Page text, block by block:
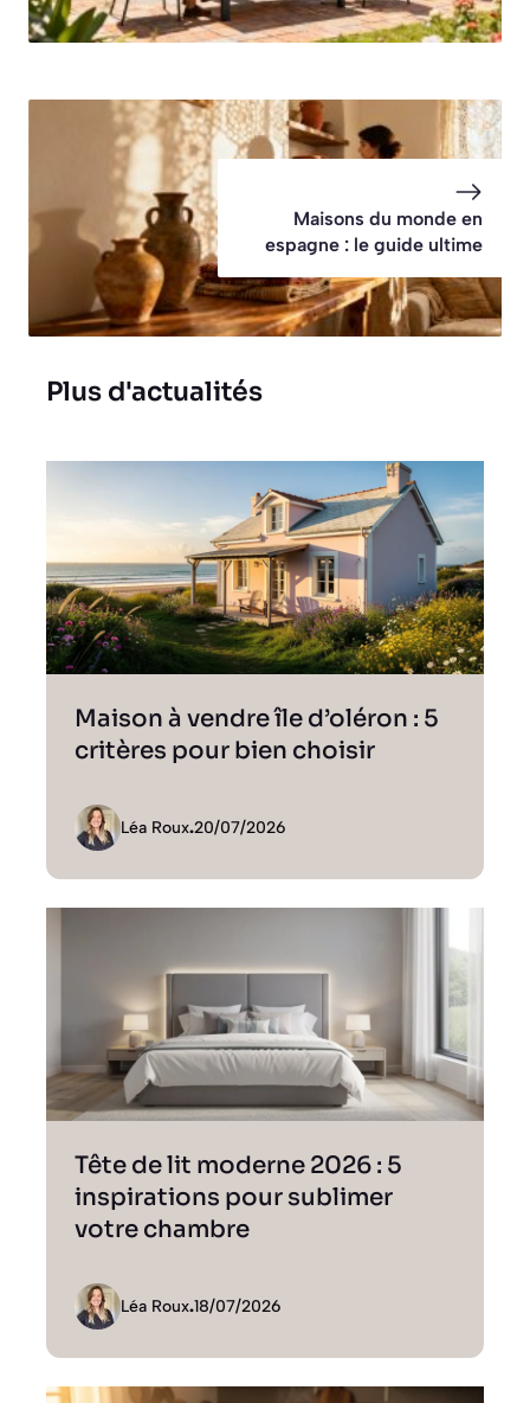
Maisons du monde en
espagne : le guide ultime
Plus d'actualités
Maison à vendre île d’oléron : 5
critères pour bien choisir
Léa Roux.20/07/2026
Tête de lit moderne 2026 : 5
inspirations pour sublimer
votre chambre
Léa Roux.18/07/2026